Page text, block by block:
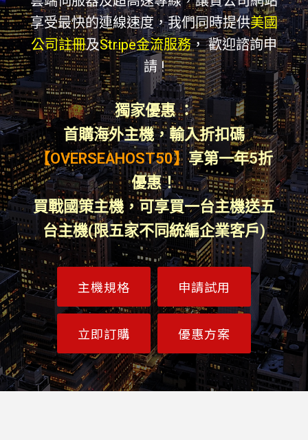
享受最快的連線速度，我們同時提供美國
公司註冊及Stripe金流服務， 歡迎諮詢申
請 !
獨家優惠 ：
首購海外主機，輸入折扣碼
【OVERSEAHOST50】享第一年5折
優惠！
買戰國策主機，可享買一台主機送五
台主機(限五家不同統編企業客戶)
主機規格 申請試用
立即訂購 優惠方案